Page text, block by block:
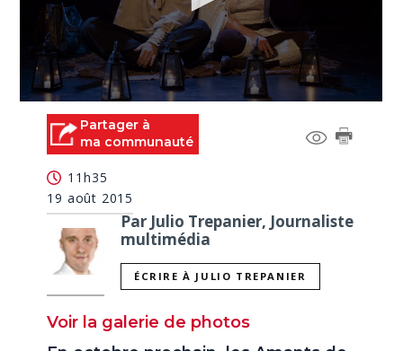
seconds Partager à
ma communauté
11h35
19 août 2015
Par Julio Trepanier, Journaliste
multimédia
ÉCRIRE À JULIO TREPANIER
Voir la galerie de photos